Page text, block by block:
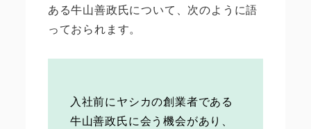
ある牛山善政氏について、次のように語
っておられます。
入社前にヤシカの創業者である
牛山善政氏に会う機会があり、